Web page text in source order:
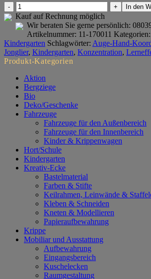
Jonglierteller
mit
Stab
5er
Set
Menge
In den
Kauf auf Rechnung möglich
Wir beraten Sie gerne persönlich:
Artikelnummer: 11-170011 Kategorien:
Kindergarten Schlagwörter: Auge-Hand-
Jonglier, Kindergarten, Konzentration,
Produkt-Kategorien
Aktion
Bergziege
Bio
Deko/Geschenke
Fahrzeuge
Fahrzeuge für den Außenbereich
Fahrzeuge für den Innenbereich
Kinder & Krippenwagen
Hort/Schule
Kindergarten
Kreativ-Ecke
Bastelmaterial
Farben & Stifte
Keilrahmen, Leinwände &
Kleben & Schneiden
Kneten & Modellieren
Papieraufbewahrung
Krippe
Mobiliar und Ausstattung
Aufbewahrung
Eingangsbereich
Kuschelecken
Raumgestaltung